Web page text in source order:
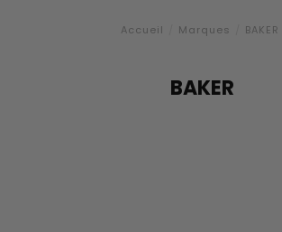
Accueil Marques BAKER
BAKER